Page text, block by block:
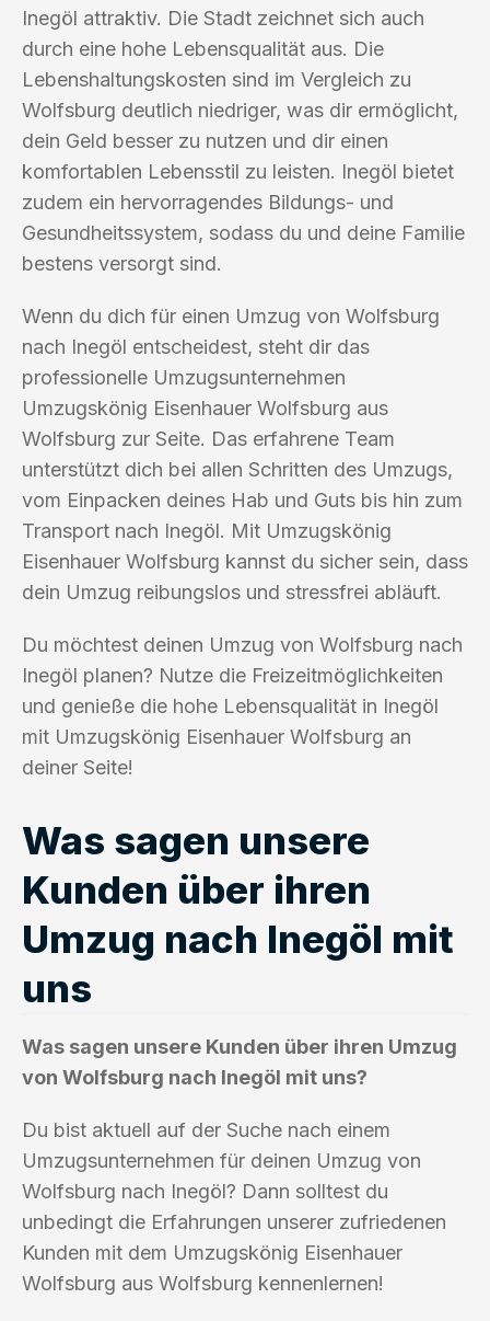
Inegöl attraktiv. Die Stadt zeichnet sich auch
durch eine hohe Lebensqualität aus. Die
Lebenshaltungskosten sind im Vergleich zu
Wolfsburg deutlich niedriger, was dir ermöglicht,
dein Geld besser zu nutzen und dir einen
komfortablen Lebensstil zu leisten. Inegöl bietet
zudem ein hervorragendes Bildungs- und
Gesundheitssystem, sodass du und deine Familie
bestens versorgt sind.
Wenn du dich für einen Umzug von Wolfsburg
nach Inegöl entscheidest, steht dir das
professionelle Umzugsunternehmen
Umzugskönig Eisenhauer Wolfsburg aus
Wolfsburg zur Seite. Das erfahrene Team
unterstützt dich bei allen Schritten des Umzugs,
vom Einpacken deines Hab und Guts bis hin zum
Transport nach Inegöl. Mit Umzugskönig
Eisenhauer Wolfsburg kannst du sicher sein, dass
dein Umzug reibungslos und stressfrei abläuft.
Du möchtest deinen Umzug von Wolfsburg nach
Inegöl planen? Nutze die Freizeitmöglichkeiten
und genieße die hohe Lebensqualität in Inegöl
mit Umzugskönig Eisenhauer Wolfsburg an
deiner Seite!
Was sagen unsere
Kunden über ihren
Umzug nach Inegöl mit
uns
Was sagen unsere Kunden über ihren Umzug
von Wolfsburg nach Inegöl mit uns?
Du bist aktuell auf der Suche nach einem
Umzugsunternehmen für deinen Umzug von
Wolfsburg nach Inegöl? Dann solltest du
unbedingt die Erfahrungen unserer zufriedenen
Kunden mit dem Umzugskönig Eisenhauer
Wolfsburg aus Wolfsburg kennenlernen!